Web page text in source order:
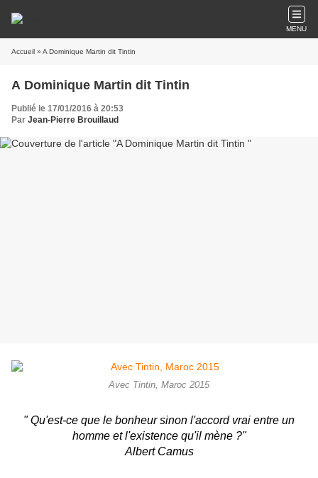
MENU
Accueil » A Dominique Martin dit Tintin
A Dominique Martin dit Tintin
Publié le 17/01/2016 à 20:53
Par Jean-Pierre Brouillaud
Avec Tintin, Maroc 2015
" Qu'est-ce que le bonheur sinon l'accord vrai entre un
homme et l'existence qu'il mène ?"
Albert Camus